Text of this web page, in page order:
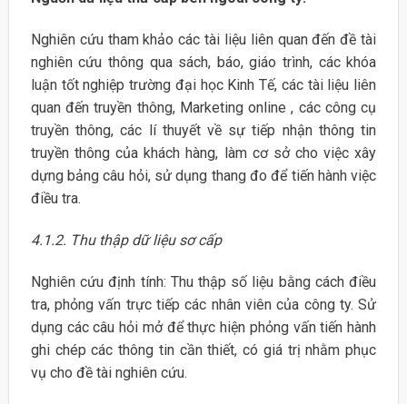
Nghiên cứu tham khảo các tài liệu liên quan đến đề tài
nghiên cứu thông qua sách, báo, giáo trình, các khóa
luận tốt nghiệp trường đại học Kinh Tế, các tài liệu liên
quan đến truyền thông, Marketing online , các công cụ
truyền thông, các lí thuyết về sự tiếp nhận thông tin
truyền thông của khách hàng, làm cơ sở cho việc xây
dựng bảng câu hỏi, sử dụng thang đo để tiến hành việc
điều tra.
4.1.2. Thu thập dữ liệu sơ cấp
Nghiên cứu định tính: Thu thập số liệu bằng cách điều
tra, phỏng vấn trực tiếp các nhân viên của công ty. Sử
dụng các câu hỏi mở để thực hiện phỏng vấn tiến hành
ghi chép các thông tin cần thiết, có giá trị nhằm phục
vụ cho đề tài nghiên cứu.